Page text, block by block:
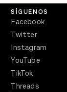
SÍGUENOS
Facebook
Twitter
Instagram
YouTube
TikTok
Threads